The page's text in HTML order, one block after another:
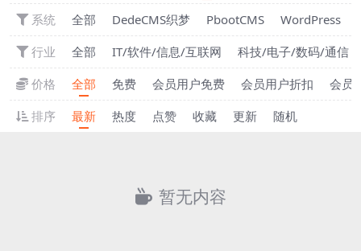
系统
全部 DedeCMS织梦 PbootCMS WordPress
行业
全部 IT/软件/信息/互联网
科技/电子/数码/通信
价格
全部 免费 会员用户免费 会员用户折扣
会员
排序
最新 热度 点赞 收藏 更新 随机
暂无内容